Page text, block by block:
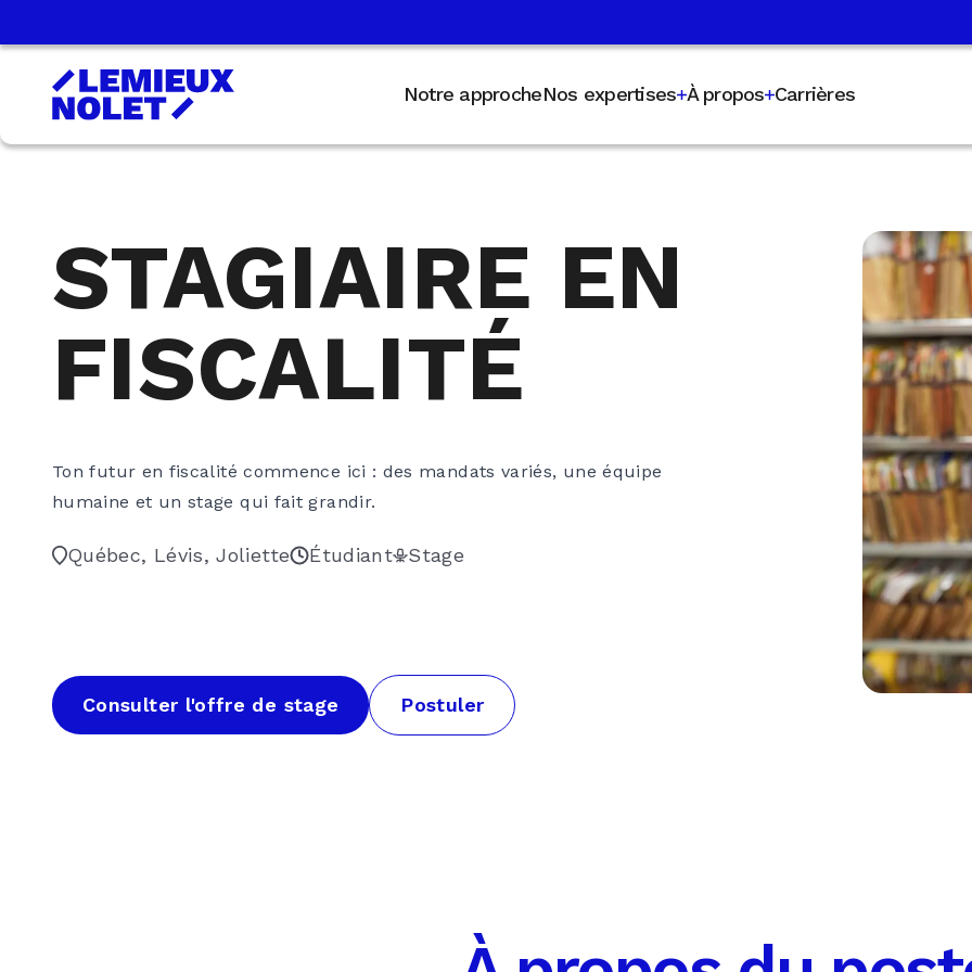
Notre approcheNos expertises À propos Carrières
STAGIAIRE EN
FISCALITÉ
Ton futur en fiscalité commence ici : des mandats variés, une équipe
humaine et un stage qui fait grandir.
Québec, Lévis, Joliette Étudiant Stage
Consulter l'offre de stage Postuler